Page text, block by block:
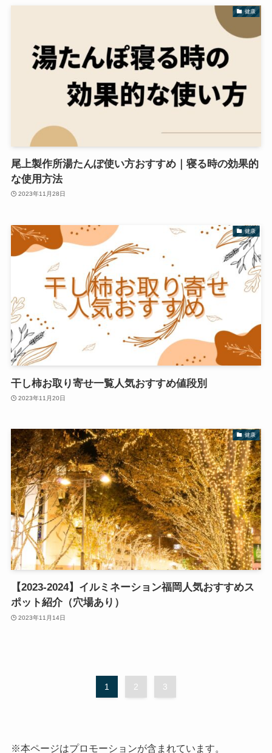
健康
尾上製作所湯たんぽ使い方おすすめ｜寝る時の効果的
な使用方法
2023年11月28日
健康
干し柿お取り寄せ一覧人気おすすめ値段別
2023年11月20日
健康
【2023-2024】イルミネーション福岡人気おすすめス
ポット紹介（穴場あり）
2023年11月14日
1 2 3
※本ページはプロモーションが含まれています。